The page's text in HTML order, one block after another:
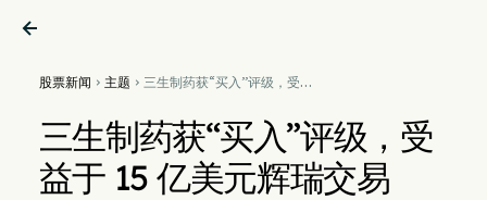

股票新闻  主题  三生制药获“买入”评级，受益
三生制药获“买入”评级，受
益于 15 亿美元辉瑞交易